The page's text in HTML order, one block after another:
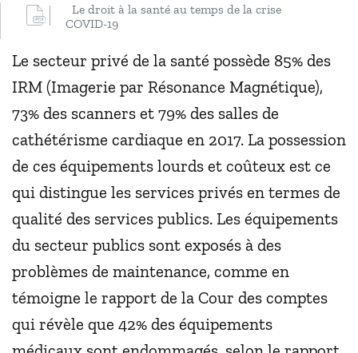
Le droit à la santé au temps de la crise
COVID-19
Le secteur privé de la santé possède 85% des
IRM (Imagerie par Résonance Magnétique),
73% des scanners et 79% des salles de
cathétérisme cardiaque en 2017. La possession
de ces équipements lourds et coûteux est ce
qui distingue les services privés en termes de
qualité des services publics. Les équipements
du secteur publics sont exposés à des
problèmes de maintenance, comme en
témoigne le rapport de la Cour des comptes
qui révèle que 42% des équipements